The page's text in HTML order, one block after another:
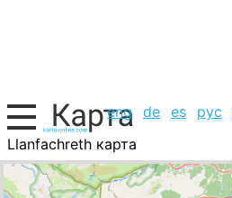
eng de es рус
Llanfachreth карта
Великобританія, список міст